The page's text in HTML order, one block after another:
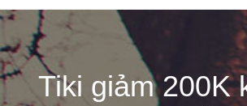
Tiki giảm 200K